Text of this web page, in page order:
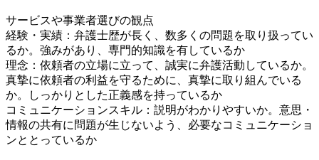
サービスや事業者選びの観点
経験・実績：弁護士歴が長く、数多くの問題を取り扱ってい
るか。強みがあり、専門的知識を有しているか
理念：依頼者の立場に立って、誠実に弁護活動しているか。
真摯に依頼者の利益を守るために、真摯に取り組んでいる
か。しっかりとした正義感を持っているか
コミュニケーションスキル：説明がわかりやすいか。意思・
情報の共有に問題が生じないよう、必要なコミュニケーショ
ンととっているか